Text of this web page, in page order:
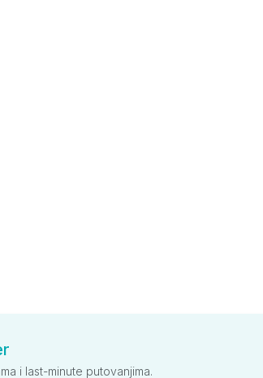
i last-minute putovanjima.